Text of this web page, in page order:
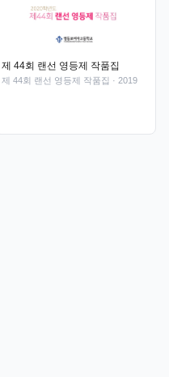
제 44회 랜선 영등제 작품집
제 44회 랜선 영등제 작품집 · 2019